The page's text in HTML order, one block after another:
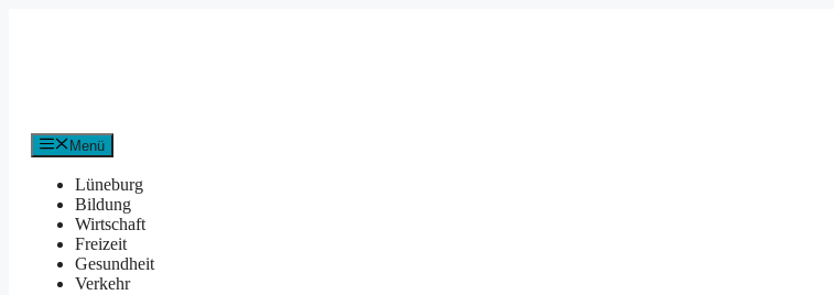
Menü
Lüneburg
Bildung
Wirtschaft
Freizeit
Gesundheit
Verkehr